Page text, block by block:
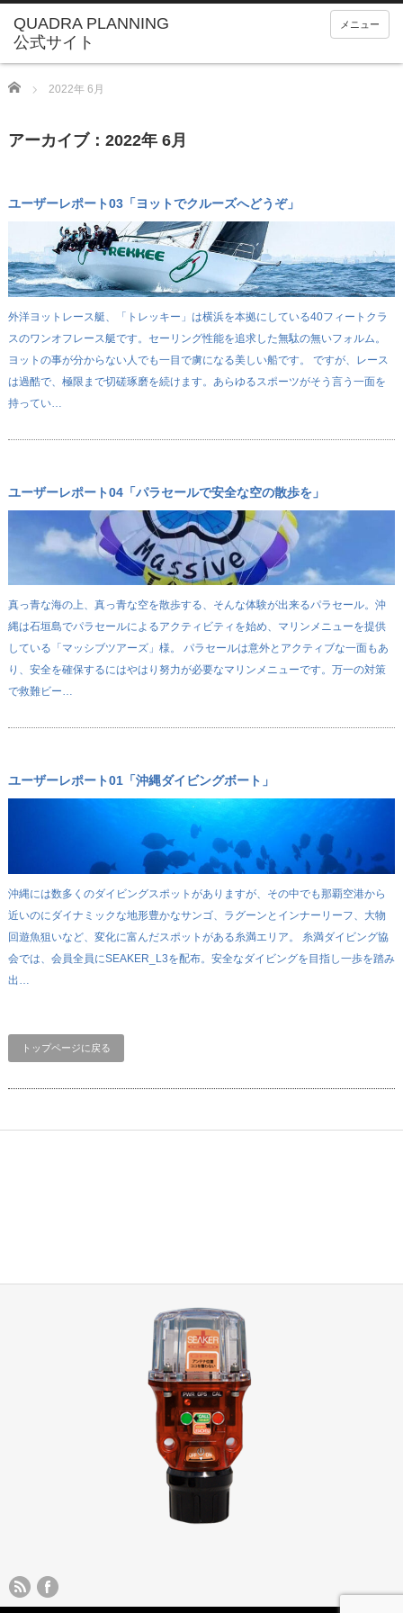
メニュー
Home 2022年 6月
アーカイブ：2022年 6月
ユーザーレポート03「ヨットでクルーズへどうぞ」
外洋ヨットレース艇、「トレッキー」は横浜を本拠にしている40フィートクラ
スのワンオフレース艇です。セーリング性能を追求した無駄の無いフォルム。
ヨットの事が分からない人でも一目で虜になる美しい船です。 ですが、レース
は過酷で、極限まで切磋琢磨を続けます。あらゆるスポーツがそう言う一面を
持ってい…
ユーザーレポート04「パラセールで安全な空の散歩を」
真っ青な海の上、真っ青な空を散歩する、そんな体験が出来るパラセール。沖
縄は石垣島でパラセールによるアクティビティを始め、マリンメニューを提供
している「マッシブツアーズ」様。 パラセールは意外とアクティブな一面もあ
り、安全を確保するにはやはり努力が必要なマリンメニューです。万一の対策
で救難ビー…
ユーザーレポート01「沖縄ダイビングボート」
沖縄には数多くのダイビングスポットがありますが、その中でも那覇空港から
近いのにダイナミックな地形豊かなサンゴ、ラグーンとインナーリーフ、大物
回遊魚狙いなど、変化に富んだスポットがある糸満エリア。 糸満ダイビング協
会では、会員全員にSEAKER_L3を配布。安全なダイビングを目指し一歩を踏み
出…
トップページに戻る
救難プロフェッショナルの流儀
Q&A：スマホで助けを呼んで
み…